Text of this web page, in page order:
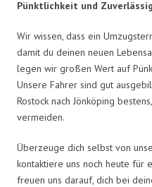
Pünktlichkeit und
Wir wissen, dass ein
damit du deinen neuen
legen wir großen Wert auf
Unsere Fahrer sind gut
Rostock nach Jönköping
vermeiden.
Überzeuge dich selbst von
kontaktiere uns noch heute für
freuen uns darauf, dich bei